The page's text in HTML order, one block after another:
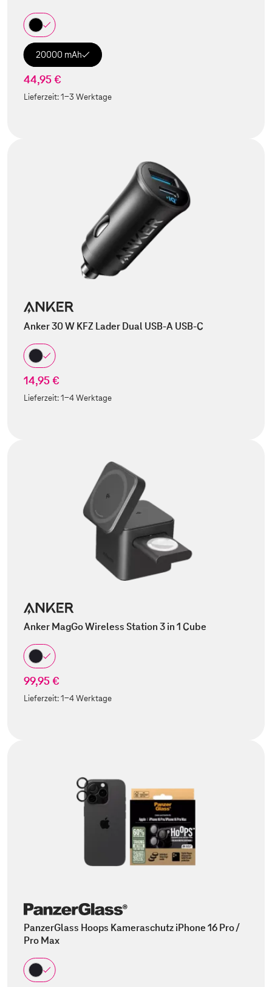
20000 mAh
44,95 €
Lieferzeit:1-3 Werktage
Anker 30 W KFZ Lader Dual USB-A USB-C
14,95 €
Lieferzeit:1-4 Werktage
Anker MagGo Wireless Station 3 in 1 Cube
99,95 €
Lieferzeit:1-4 Werktage
PanzerGlass Hoops Kameraschutz iPhone 16 Pro /
Pro Max